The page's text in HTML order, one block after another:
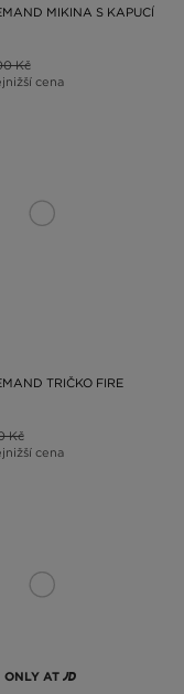
MIKINA S KAPUCÍ
Kč
cena
TRIČKO FIRE
Kč
cena
ONLY AT